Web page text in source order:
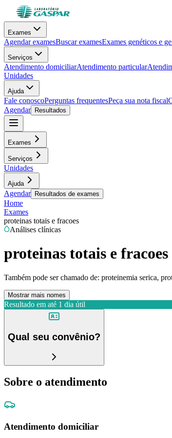
Exames
Agendar examesBuscar examesExames genéticos e
Serviços
Atendimento domiciliarAtendimento particular
Unidades
Ajuda
Fale conoscoPerguntas frequentesPeça sua nota fiscal
Agendar
Resultados
Exames
Serviços
Unidades
Ajuda
Agendar Resultados de exames
Home
Exames
proteinas totais e fracoes
Análises clínicas
proteinas totais e fracoes
Também pode ser chamado de: proteinemia serica,
Mostrar mais nomes
Resultado em até 1 dia útil
Qual seu convênio?
Sobre o atendimento
Atendimento domiciliar